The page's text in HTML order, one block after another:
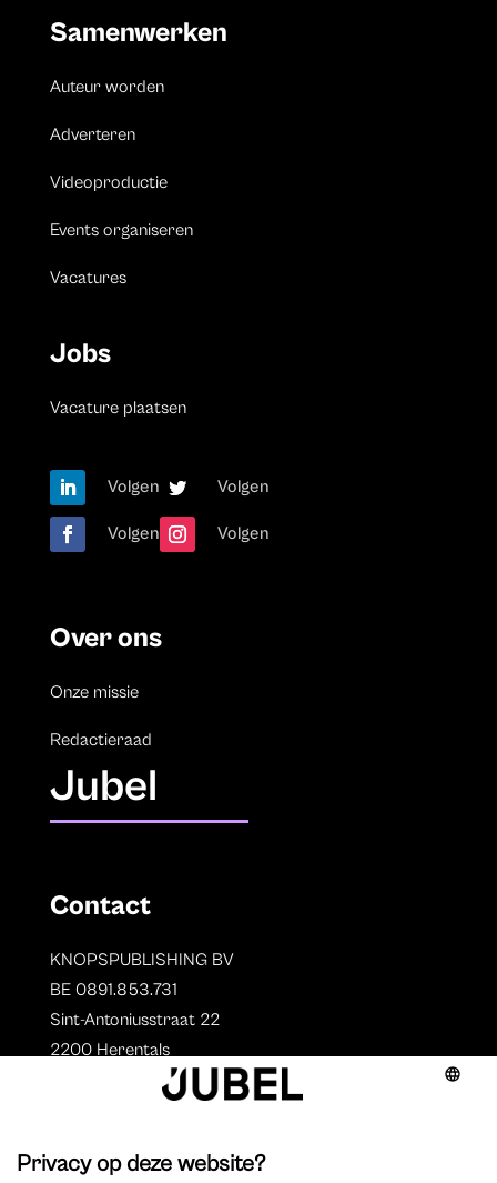
Samenwerken
Auteur worden
Adverteren
Videoproductie
Events organiseren
Vacatures
Jobs
Vacature plaatsen
Volgen Volgen
Volgen Volgen
Over ons
Onze missie
Redactieraad
Jubel
Contact
KNOPSPUBLISHING BV
BE 0891.853.731
Sint-Antoniusstraat 22
2200 Herentals
Auteurs